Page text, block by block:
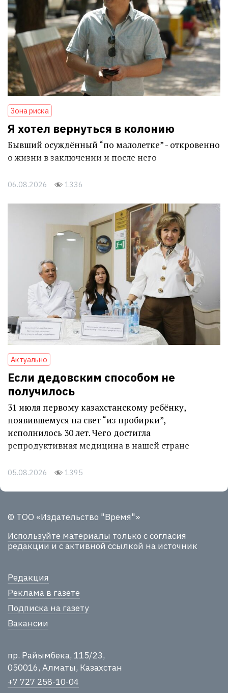
Зона риска
Я хотел вернуться в колонию
Бывший осуждённый “по малолетке” - откровенно
о жизни в заключении и после него
06.08.2026 1336
Актуально
Если дедовским способом не
получилось
31 июля первому казахстанскому ребёнку,
появившемуся на свет “из пробирки”,
исполнилось 30 лет. Чего достигла
репродуктивная медицина в нашей стране
05.08.2026 1395
© ТОО «Издательство "Время"»
Используйте материалы только с согласия
редакции и с активной ссылкой на источник
Редакция
Реклама в газете
Подписка на газету
Вакансии
пр. Райымбека, 115/23,
050016, Алматы, Казахстан
+7 727 258-10-04